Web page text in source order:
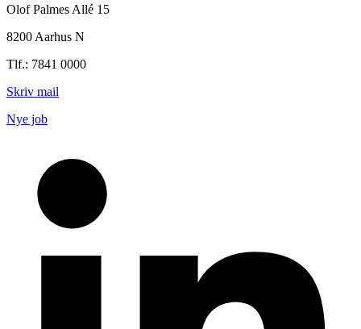
Olof Palmes Allé 15
8200 Aarhus N
Tlf.: 7841 0000
Skriv mail
Nye job